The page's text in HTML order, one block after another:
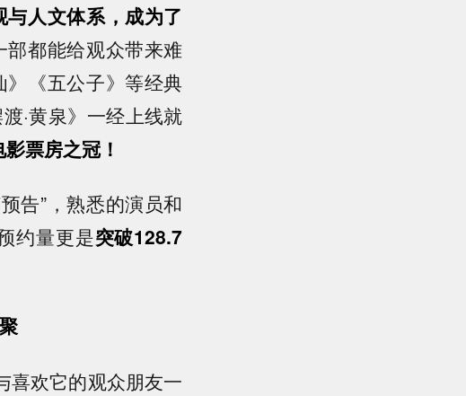
人文体系，成为了
都能给观众带来难
《五公子》等经典
·黄泉》一经上线就
票房之冠！
告”，熟悉的演员和
约量更是突破128.7
喜欢它的观众朋友一